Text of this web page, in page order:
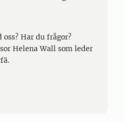
Har du frågor?
Helena Wall som leder